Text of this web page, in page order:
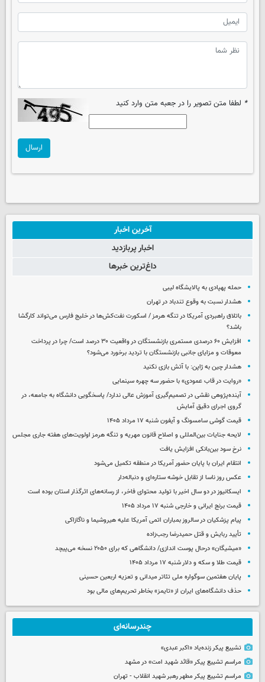
* لطفا متن تصویر را در جعبه متن وارد کنید
ارسال
آخرین اخبار
اخبار پربازدید
داغ‌ترین خبرها
حمله پهپادی به پالایشگاه لیبی
هشدار نسبت به وقوع تندباد در تهران
باتلاق راهبردی آمریکا در تنگه هرمز / اسکورت نفت‌کش‌ها در خلیج فارس می‌تواند کارگشا
باشد؟
افزایش ۶۰ درصدی مستمری‌ بازنشستگان در واقعیت ۳۰ درصد است/ چرا در پرداخت
معوقات و مزایای جانبی بازنشستگان با تردید برخورد می‌شود؟
هشدار چین به ژاپن: با آتش بازی نکنید
«روایت در قاب عمودی» با حضور سه چهره سینمایی
آینده‌پژوهی نقشی در تصمیم‌گیری آموزش عالی ندارد/ پاسخگویی دانشگاه به جامعه، در
گروی اجرای دقیق آمایش
قیمت گوشی سامسونگ و آیفون شنبه ۱۷ مرداد ۱۴۰۵
لایحه جنایات بین‌المللی و اصلاح قانون مهریه و تنگه هرمز اولویت‌های هفته جاری مجلس
نرخ سود بین‌بانکی افزایش یافت
انتقام ایران با پایان حضور آمریکا در منطقه تکمیل می‌شود
عکس روز ناسا از تقابل خوشه ستاره‌ای و دنباله‌دار
ایسکانیوز در دو سال اخیر با تولید محتوای فاخر، از رسانه‌های اثرگذار استان بوده است
قیمت برنج ایرانی و خارجی شنبه ۱۷ مرداد ۱۴۰۵
پیام پزشکیان در سالروز بمباران اتمی آمریکا علیه هیروشیما و ناگازاکی
تأیید ربایش و قتل حمیدرضا رجب‌زاده
«میشیگان» درحال پوست اندازی/ دانشگاهی که برای ۲۰۵۰ نسخه می‌پیچد
قیمت طلا و سکه و دلار شنبه ۱۷ مرداد ۱۴۰۵
پایان هفتمین سوگواره ملی تئاتر میدانی و تعزیه اربعین حسینی
حذف دانشگاه‌های ایران از «تایمز» بخاطر تحریم‌های مالی بود
چندرسانه‌ای
تشییع پیکر زنده‌یاد «اکبر عبدی»
مراسم تشییع پیکر «قائد شهید امت» در مشهد
مراسم تشییع پیکر مطهر رهبر شهید انقلاب - تهران